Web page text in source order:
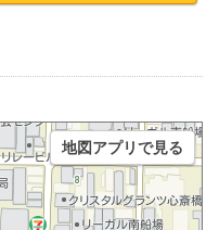
地図アプリで見る